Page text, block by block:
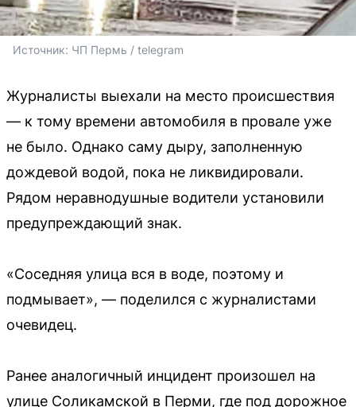
Источник: ЧП Пермь / telegram
Журналисты выехали на место происшествия
— к тому времени автомобиля в провале уже
не было. Однако саму дыру, заполненную
дождевой водой, пока не ликвидировали.
Рядом неравнодушные водители установили
предупреждающий знак.
«Соседняя улица вся в воде, поэтому и
подмывает», — поделился с журналистами
очевидец.
Ранее аналогичный инцидент произошел на
улице Соликамской в Перми, где под дорожное